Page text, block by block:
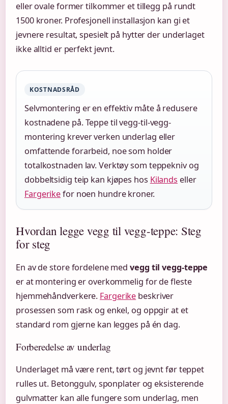
eller ovale former tilkommer et tillegg på rundt
1500 kroner. Profesjonell installasjon kan gi et
jevnere resultat, spesielt på hytter der underlaget
ikke alltid er perfekt jevnt.
KOSTNADSRÅD
Selvmontering er en effektiv måte å redusere
kostnadene på. Teppe til vegg-til-vegg-
montering krever verken underlag eller
omfattende forarbeid, noe som holder
totalkostnaden lav. Verktøy som teppekniv og
dobbeltsidig teip kan kjøpes hos Kilands eller
Fargerikefor noen hundre kroner.
Hvordan legge vegg til vegg-teppe: Steg
for steg
En av de store fordelene medvegg til vegg-teppe
er at montering er overkommelig for de fleste
hjemmehåndverkere. Fargerike beskriver
prosessen som rask og enkel, og oppgir at et
standard rom gjerne kan legges på én dag.
Forberedelse av underlag
Underlaget må være rent, tørt og jevnt før teppet
rulles ut. Betonggulv, sponplater og eksisterende
gulvmatter kan alle fungere som underlag, men